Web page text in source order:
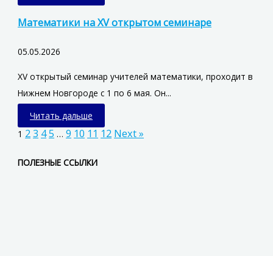
Математики на XV открытом семинаре
05.05.2026
XV открытый семинар учителей математики, проходит в
Нижнем Новгороде с 1 по 6 мая. Он...
Читать дальше
1 23 45 … 9 10 11 12 Next »
ПОЛЕЗНЫЕ ССЫЛКИ